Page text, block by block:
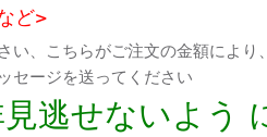
ど>
、こちらがご注文の金額により
セージを送ってください
逃せないよう